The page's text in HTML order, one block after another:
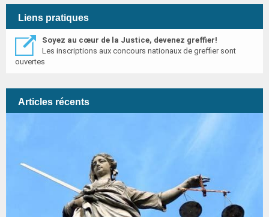
Liens pratiques
Soyez au cœur de la Justice, devenez greffier!
Les inscriptions aux concours nationaux de greffier sont
ouvertes
Articles récents